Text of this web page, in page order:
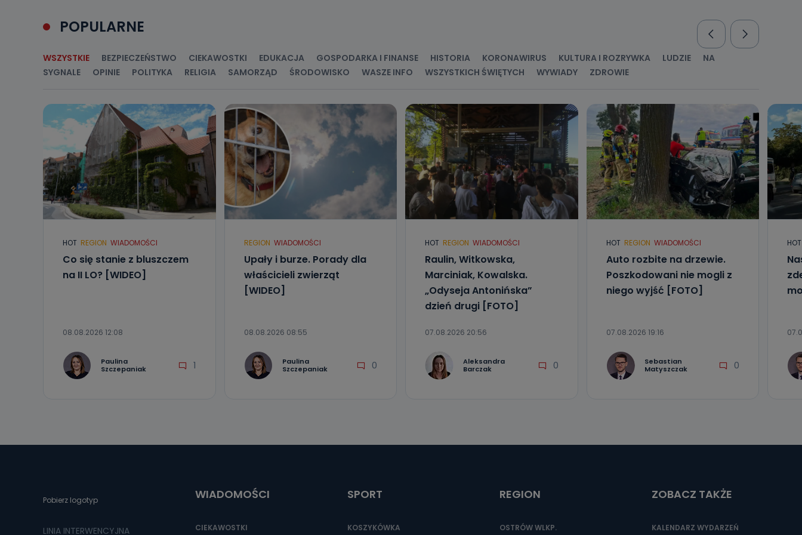
Jak skontaktować się z inspektorem danych osobowych?
POPULARNE
WSZYSTKIE BEZPIECZEŃSTWO CIEKAWOSTKI EDUKACJA GOSPODARKA I FINANSE HISTORIA KORONAWIRUS KULTURA I ROZRYWKA LUDZIE
NA
SYGNALE
OPINIE POLITYKA RELIGIA SAMORZĄD ŚRODOWISKO WASZE INFO WSZYSTKICH ŚWIĘTYCH WYWIADY ZDROWIE
HOT REGION WIADOMOŚCI
Co się stanie z bluszczem
na II LO? [WIDEO]
08.08.2026 12:08
Paulina
Szczepaniak
1
REGION WIADOMOŚCI
Upały i burze. Porady dla
właścicieli zwierząt
[WIDEO]
08.08.2026 08:55
Paulina
Szczepaniak
0
HOT REGION WIADOMOŚCI
Raulin, Witkowska,
Marciniak, Kowalska.
„Odyseja Antonińska”
dzień drugi [FOTO]
07.08.2026 20:56
Aleksandra
Barczak
0
HOT REGION WIADOMOŚCI
Auto rozbite na drzewie.
Poszkodowani nie mogli z
niego wyjść [FOTO]
07.08.2026 19:16
Sebastian
Matyszczak
0
HOT
Pobierz logotyp
LINIA INTERWENCYJNA
WIADOMOŚCI
CIEKAWOSTKI
SPORT
KOSZYKÓWKA
REGION
OSTRÓW WLKP.
ZOBACZ TAKŻE
KALENDARZ WYDARZEŃ